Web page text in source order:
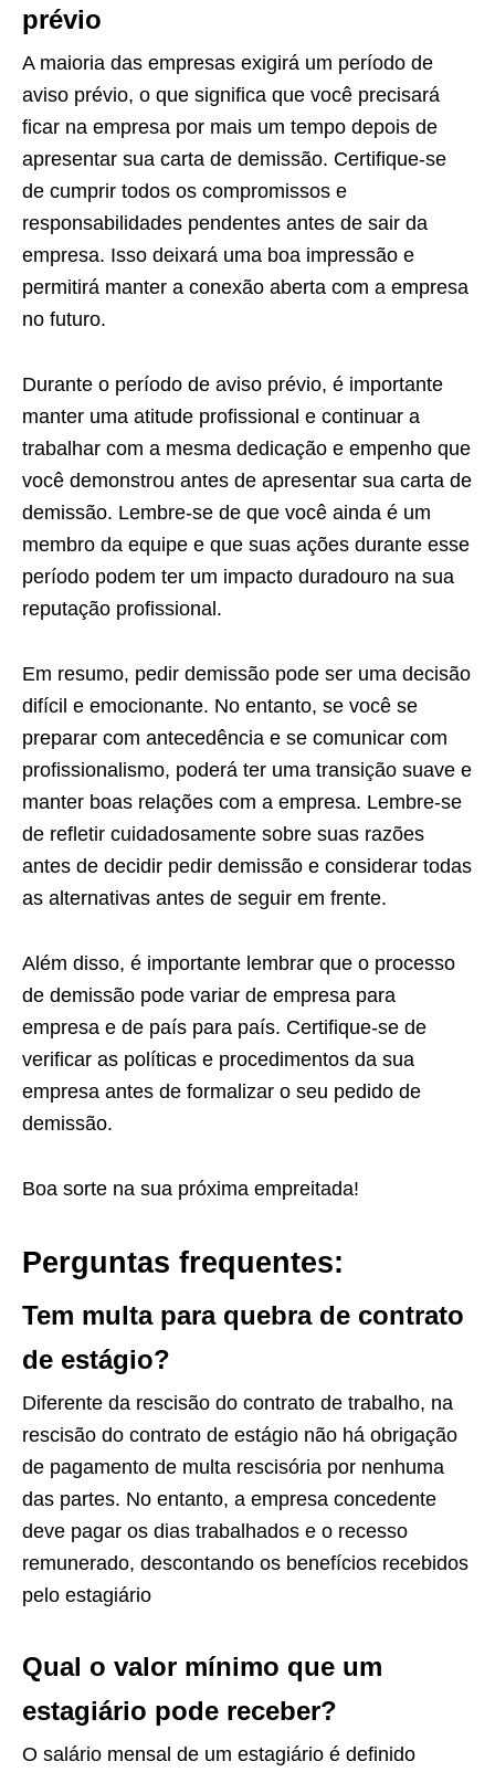
prévio
A maioria das empresas exigirá um período de
aviso prévio, o que significa que você precisará
ficar na empresa por mais um tempo depois de
apresentar sua carta de demissão. Certifique-se
de cumprir todos os compromissos e
responsabilidades pendentes antes de sair da
empresa. Isso deixará uma boa impressão e
permitirá manter a conexão aberta com a empresa
no futuro.
Durante o período de aviso prévio, é importante
manter uma atitude profissional e continuar a
trabalhar com a mesma dedicação e empenho que
você demonstrou antes de apresentar sua carta de
demissão. Lembre-se de que você ainda é um
membro da equipe e que suas ações durante esse
período podem ter um impacto duradouro na sua
reputação profissional.
Em resumo, pedir demissão pode ser uma decisão
difícil e emocionante. No entanto, se você se
preparar com antecedência e se comunicar com
profissionalismo, poderá ter uma transição suave e
manter boas relações com a empresa. Lembre-se
de refletir cuidadosamente sobre suas razões
antes de decidir pedir demissão e considerar todas
as alternativas antes de seguir em frente.
Além disso, é importante lembrar que o processo
de demissão pode variar de empresa para
empresa e de país para país. Certifique-se de
verificar as políticas e procedimentos da sua
empresa antes de formalizar o seu pedido de
demissão.
Boa sorte na sua próxima empreitada!
Perguntas frequentes:
Tem multa para quebra de contrato
de estágio?
Diferente da rescisão do contrato de trabalho, na
rescisão do contrato de estágio não há obrigação
de pagamento de multa rescisória por nenhuma
das partes. No entanto, a empresa concedente
deve pagar os dias trabalhados e o recesso
remunerado, descontando os benefícios recebidos
pelo estagiário
Qual o valor mínimo que um
estagiário pode receber?
O salário mensal de um estagiário é definido